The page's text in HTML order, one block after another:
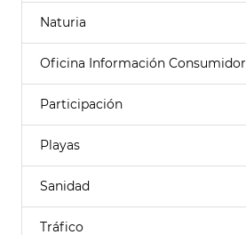
Naturia
Oficina Información Consumidor
Participación
Playas
Sanidad
Tráfico